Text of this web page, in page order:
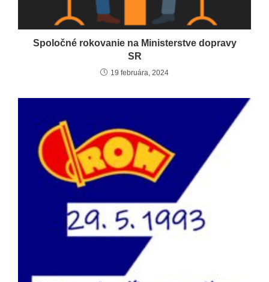
Spoločné rokovanie na Ministerstve dopravy
SR
19 februára, 2024